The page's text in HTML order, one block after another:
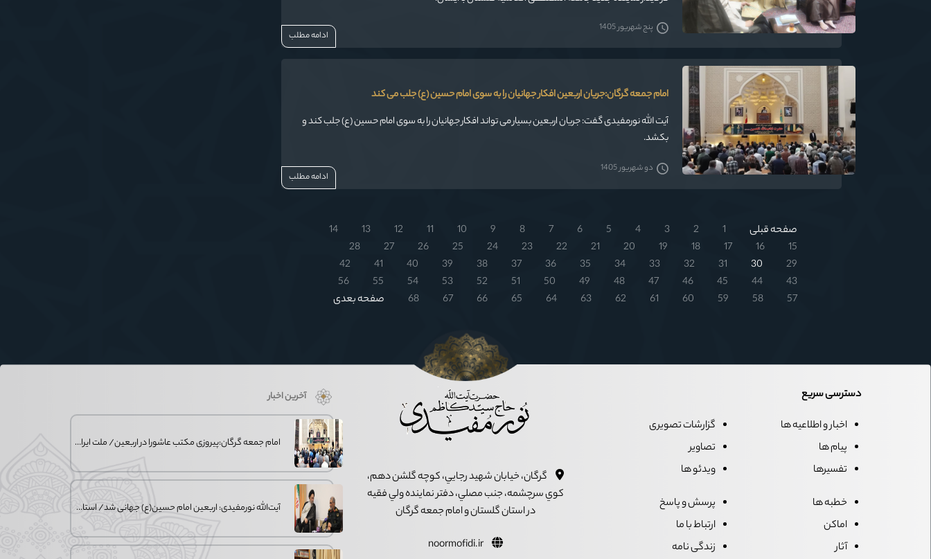
پنج شهریور 1405
ادامه مطلب
امام جمعه گرگان:جریان اربعین افکار جهانیان را به سوی امام حسین (ع) جلب می کند
آیت الله نورمفیدی گفت: جریان اربعین بسیار می تواند افکار جهانیان را به سوی امام حسین (ع) جلب کند و
بکشد.
دو شهریور 1405
ادامه مطلب
صفحه قبلی 1
2
3
4
5
6
7
8
9
10
11
12
13
14
15
16
17
18
19
20
21
22
23
24
25
26
27
28
29
30
31
32
33
34
35
36
37
38
39
40
41
42
43
44
45
46
47
48
49
50
51
52
53
54
55
56
57
58
59
60
61
62
63
64
65
66
67
68 صفحه بعدی
دسترسی سریع
اخبار و اطلاعیه ها
پیام ها
تفسیرها
گزارشات تصویری
تصاویر
ویدئو ها
خطبه ها
اماکن
آثار
پرسش و پاسخ
ارتباط با ما
زندگی نامه
گرگان، خيابان شهيد رجايي، کوچه گلشن دهم،
کوي سرچشمه، جنب مصلي، دفتر نماينده ولي فقيه
در استان گلستان و امام جمعه گرگان
آخرین اخبار
امام جمعه گرگان:پیروزی مکتب عاشورا در اربعین/ ملت ایران در برابر استکبار
آیت‌الله نورمفیدی: اربعین امام حسین(ع) جهانی شد/ استان گلستان الگوی